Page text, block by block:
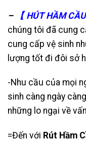
–
【 HÚT HẦM
chúng tôi đã cung
cung cấp vệ sinh
lượng tốt đi đôi sở
-Nhu cầu của mọi
sinh càng ngày
những lo ngại về
=Đến với Rút Hầm